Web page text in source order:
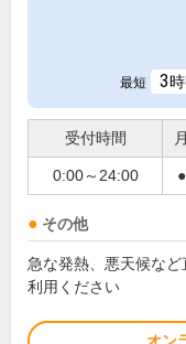
最短 3時
受付時間 月
0:00～24:00 ●
その他
急な発熱、悪天候な
利用ください